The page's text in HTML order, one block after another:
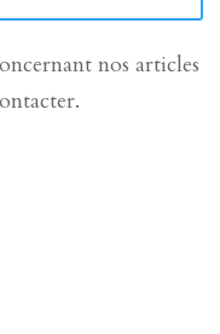
nos articles